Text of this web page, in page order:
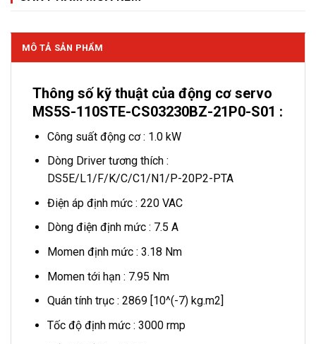
MÔ TẢ SẢN PHẨM
Thông số kỹ thuật của động cơ servo
MS5S-110STE-CS03230BZ-21P0-S01 :
Công suất động cơ : 1.0 kW
Dòng Driver tương thích :
DS5E/L1/F/K/C/C1/N1/P-20P2-PTA
Điện áp định mức : 220 VAC
Dòng điện định mức : 7.5 A
Momen định mức : 3.18 Nm
Momen tới hạn : 7.95 Nm
Quán tính trục : 2869 [10^(-7) kg.m2]
Tốc độ định mức : 3000 rmp